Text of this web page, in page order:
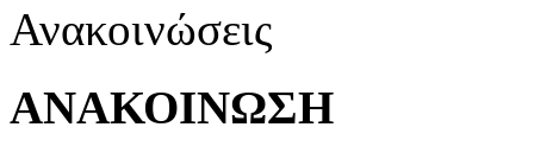
Ανακοινώσεις
ΑΝΑΚΟΙΝΩΣΗ